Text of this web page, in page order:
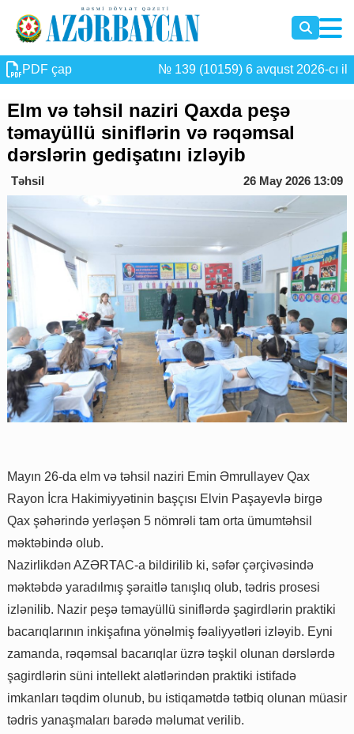
PDF çap № 139 (10159) 6 avqust 2026-cı il
Elm və təhsil naziri Qaxda peşə
təmayüllü siniflərin və rəqəmsal
dərslərin gedişatını izləyib
Təhsil 26 May 2026 13:09
Mayın 26-da elm və təhsil naziri Emin Əmrullayev Qax
Rayon İcra Hakimiyyətinin başçısı Elvin Paşayevlə birgə
Qax şəhərində yerləşən 5 nömrəli tam orta ümumtəhsil
məktəbində olub.
Nazirlikdən AZƏRTAC-a bildirilib ki, səfər çərçivəsində
məktəbdə yaradılmış şəraitlə tanışlıq olub, tədris prosesi
izlənilib. Nazir peşə təmayüllü siniflərdə şagirdlərin praktiki
bacarıqlarının inkişafına yönəlmiş fəaliyyətləri izləyib. Eyni
zamanda, rəqəmsal bacarıqlar üzrə təşkil olunan dərslərdə
şagirdlərin süni intellekt alətlərindən praktiki istifadə
imkanları təqdim olunub, bu istiqamətdə tətbiq olunan müasir
tədris yanaşmaları barədə məlumat verilib.